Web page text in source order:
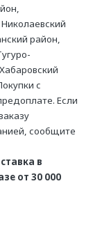
район,
с
Если
сообщите
в
от 30 000